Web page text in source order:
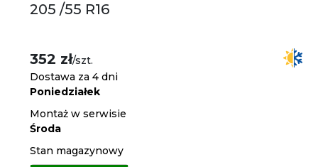
205 /55 R16
352 zł/szt.
Dostawa za 4 dni
Poniedziałek
Montaż w serwisie
Środa
Stan magazynowy